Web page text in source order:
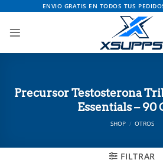
contenido
ENVIO GRATIS EN TODOS TUS
Precursor Testosterona
Essentials – 90
SHOP / OTROS
FILTRAR